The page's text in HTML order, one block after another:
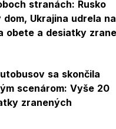
stranách: Rusko
Ukrajina udrela na
obete a desiatky
sa skončila
scenárom: Vyše 20
zranených